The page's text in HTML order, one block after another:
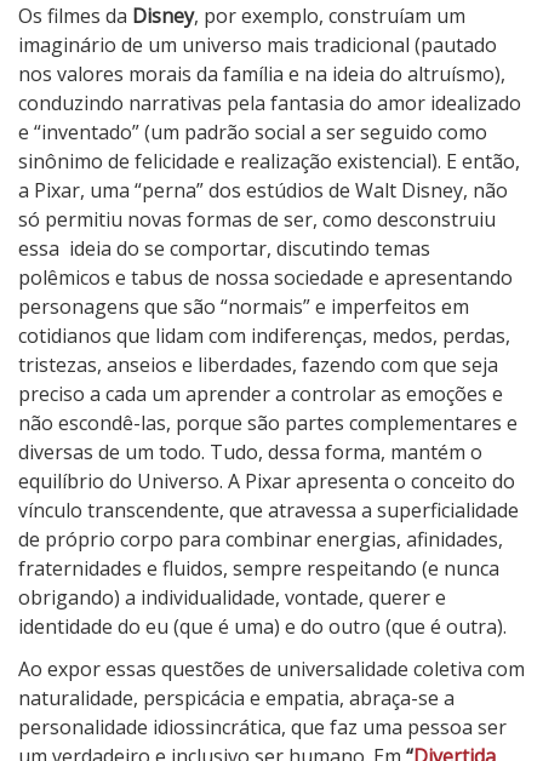
Os filmes da Disney, por exemplo, construíam um
imaginário de um universo mais tradicional (pautado
nos valores morais da família e na ideia do altruísmo),
conduzindo narrativas pela fantasia do amor idealizado
e “inventado” (um padrão social a ser seguido como
sinônimo de felicidade e realização existencial). E então,
a Pixar, uma “perna” dos estúdios de Walt Disney, não
só permitiu novas formas de ser, como desconstruiu
essa ideia do se comportar, discutindo temas
polêmicos e tabus de nossa sociedade e apresentando
personagens que são “normais” e imperfeitos em
cotidianos que lidam com indiferenças, medos, perdas,
tristezas, anseios e liberdades, fazendo com que seja
preciso a cada um aprender a controlar as emoções e
não escondê-las, porque são partes complementares e
diversas de um todo. Tudo, dessa forma, mantém o
equilíbrio do Universo. A Pixar apresenta o conceito do
vínculo transcendente, que atravessa a superficialidade
de próprio corpo para combinar energias, afinidades,
fraternidades e fluidos, sempre respeitando (e nunca
obrigando) a individualidade, vontade, querer e
identidade do eu (que é uma) e do outro (que é outra).
Ao expor essas questões de universalidade coletiva com
naturalidade, perspicácia e empatia, abraça-se a
personalidade idiossincrática, que faz uma pessoa ser
um verdadeiro e inclusivo ser humano. Em “Divertida